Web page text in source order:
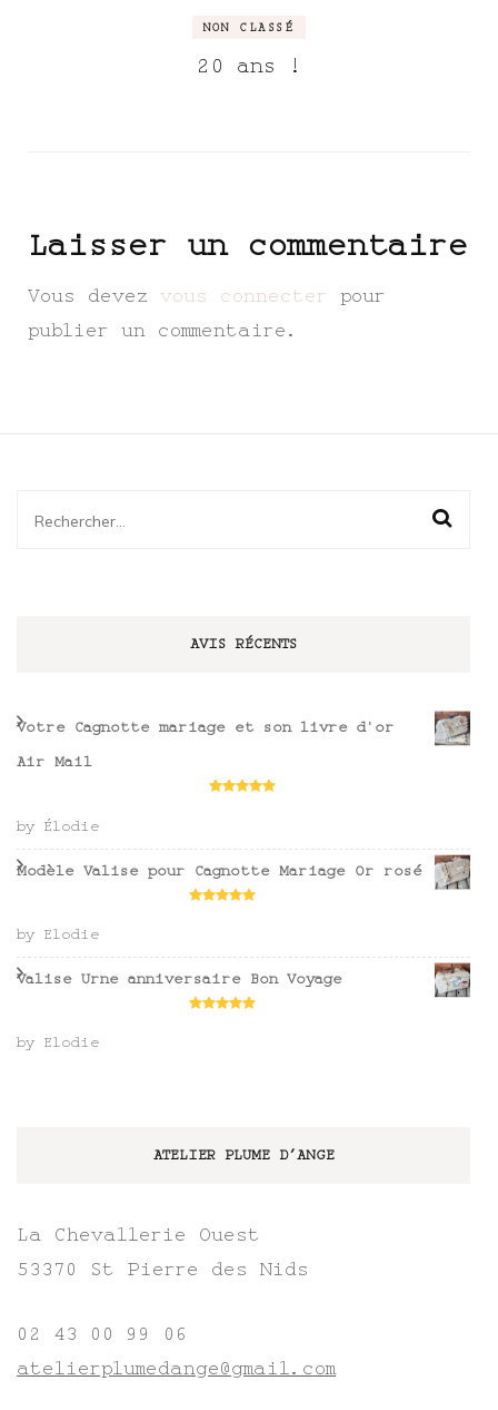
NON CLASSÉ
20 ans !
Laisser un commentaire
Vous devez vous connecter
pour
publier un commentaire.
Rechercher :
AVIS RÉCENTS
Votre Cagnotte mariage et son livre d'or
Air Mail
by Élodie
Modèle Valise pour Cagnotte Mariage Or rosé
by Elodie
Valise Urne anniversaire Bon Voyage
by Elodie
ATELIER PLUME D’ANGE
La Chevallerie Ouest
53370 St Pierre des Nids
02 43 00 99 06
atelierplumedange@gmail.com